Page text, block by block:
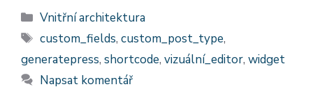
Rubriky
Vnitřní architektura
Štítky
custom_fields,custom_post_type,
generatepress, shortcode, vizuální_editor, widget
Napsat komentář